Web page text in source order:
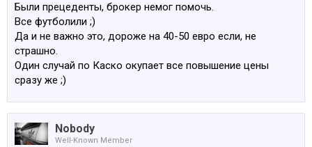
Были прецеденты, брокер немог помочь.
Все футболили ;)
Да и не важно это, дороже на 40-50 евро если, не
страшно.
Один случай по Каско окупает все повышение цены
сразу же ;)
Nobody
Well-Known Member